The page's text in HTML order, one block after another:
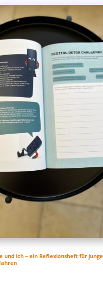
und ich – ein Reflexionsheft für junge